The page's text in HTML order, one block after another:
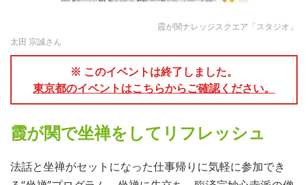
霞が関ナレッジスクエア「スタジオ」
太田 宗誠さん
※ このイベントは終了しました。
東京都のイベントはこちらからご確認ください。
霞が関で坐禅をしてリフレッシュ
法話と坐禅がセットになった仕事帰りに気軽に参加でき